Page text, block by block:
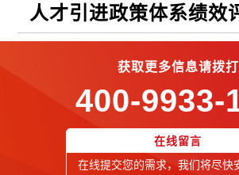
人才引进政策体系绩效
获取更多信息请拨打
400-9933-
在线留言
在线提交您的需求，我们将尽快